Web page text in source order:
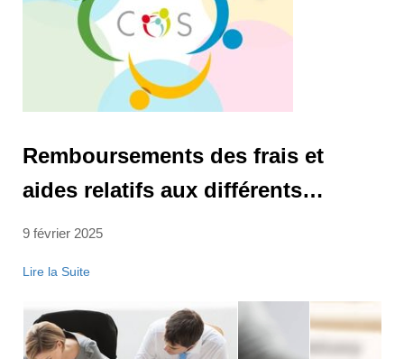
Remboursements des frais et
aides relatifs aux différents
chapitres pour les ATS au
9 février 2025
Lire la Suite